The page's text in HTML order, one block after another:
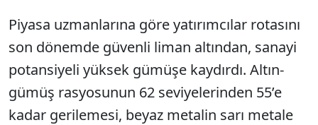
Piyasa uzmanlarına göre yatırımcılar rotasını
son dönemde güvenli liman altından, sanayi
potansiyeli yüksek gümüşe kaydırdı. Altın-
gümüş rasyosunun 62 seviyelerinden 55’e
kadar gerilemesi, beyaz metalin sarı metale